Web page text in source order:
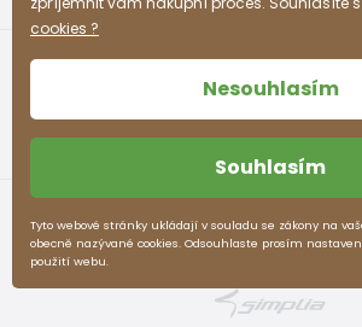
pidilidi.cz © 2026. Webdesign
cookies ?
Nesouhlasím
Souhlasím
Tyto webové stránky ukládají v souladu se zákony na
obecně nazývané cookies. Odsouhlaste prosím
použití webu.